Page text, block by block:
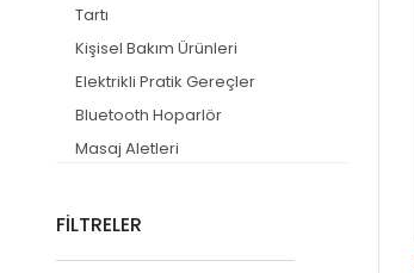
Tartı
Kişisel Bakım Ürünleri
Elektrikli Pratik Gereçler
Bluetooth Hoparlör
Masaj Aletleri
FİLTRELER